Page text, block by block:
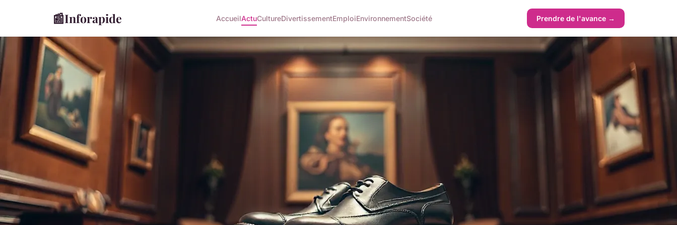
📰Inforapide AccueilActuCultureDivertissementEmploiEnvironnementSociété Prendre de l'avance →